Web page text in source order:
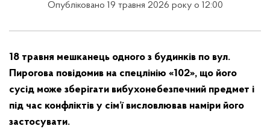
Опубліковано 19 травня 2026 року о 12:00
18 травня мешканець одного з будинків по вул.
Пирогова повідомив на спецлінію «102», що його
сусід може зберігати вибухонебезпечний предмет і
під час конфліктів у сім’ї висловлював наміри його
застосувати.